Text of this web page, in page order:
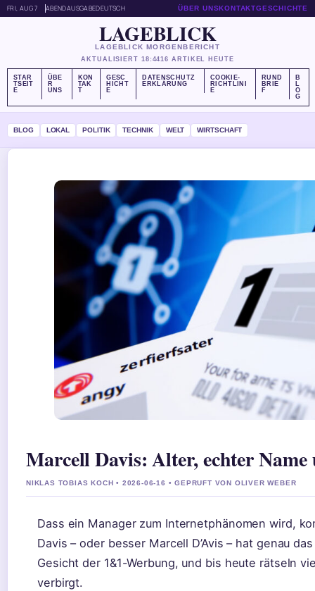
FRI, AUG 7 ABENDAUSGABEDEUTSCH ÜBER UNSKONTAKTGESCHICHTE
LAGEBLICK
LAGEBLICK MORGENBERICHT
AKTUALISIERT 18:4416 ARTIKEL HEUTE
STAR
TSEIT
E
ÜBE
R
UNS
KON
TAK
T
GESC
HICHT
E
DATENSCHUTZ
ERKLÄRUNG
COOKIE-
RICHTLINI
E
RUND
BRIE
F
B
L
O
G
BLOG LOKAL POLITIK TECHNIK WELT WIRTSCHAFT
Marcell Davis: Alter, echter
NIKLAS TOBIAS KOCH • 2026-06-16 • GEPRUFT VON OLIVER WEBER
Dass ein Manager zum Internetphänomen wird,
Davis – oder besser Marcell D’Avis – hat genau
Gesicht der 1&1-Werbung, und bis heute rätseln
verbirgt.